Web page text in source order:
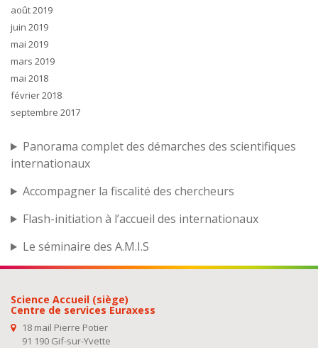
août 2019
juin 2019
mai 2019
mars 2019
mai 2018
février 2018
septembre 2017
Panorama complet des démarches des scientifiques
internationaux
Accompagner la fiscalité des chercheurs
Flash-initiation à l’accueil des internationaux
Le séminaire des A.M.I.S
Science Accueil (siège)
Centre de services Euraxess
18 mail Pierre Potier
91 190 Gif-sur-Yvette